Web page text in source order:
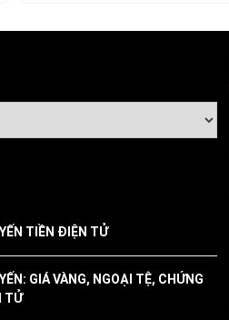
TIỀN ĐIỆN TỬ
GIÁ VÀNG, NGOẠI TỆ, CHỨNG
TỬ